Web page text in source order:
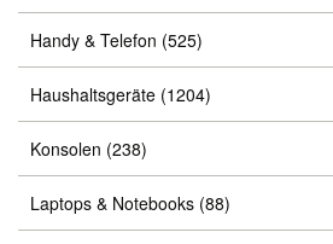
Handy & Telefon (525)
Haushaltsgeräte (1204)
Konsolen (238)
Laptops & Notebooks (88)